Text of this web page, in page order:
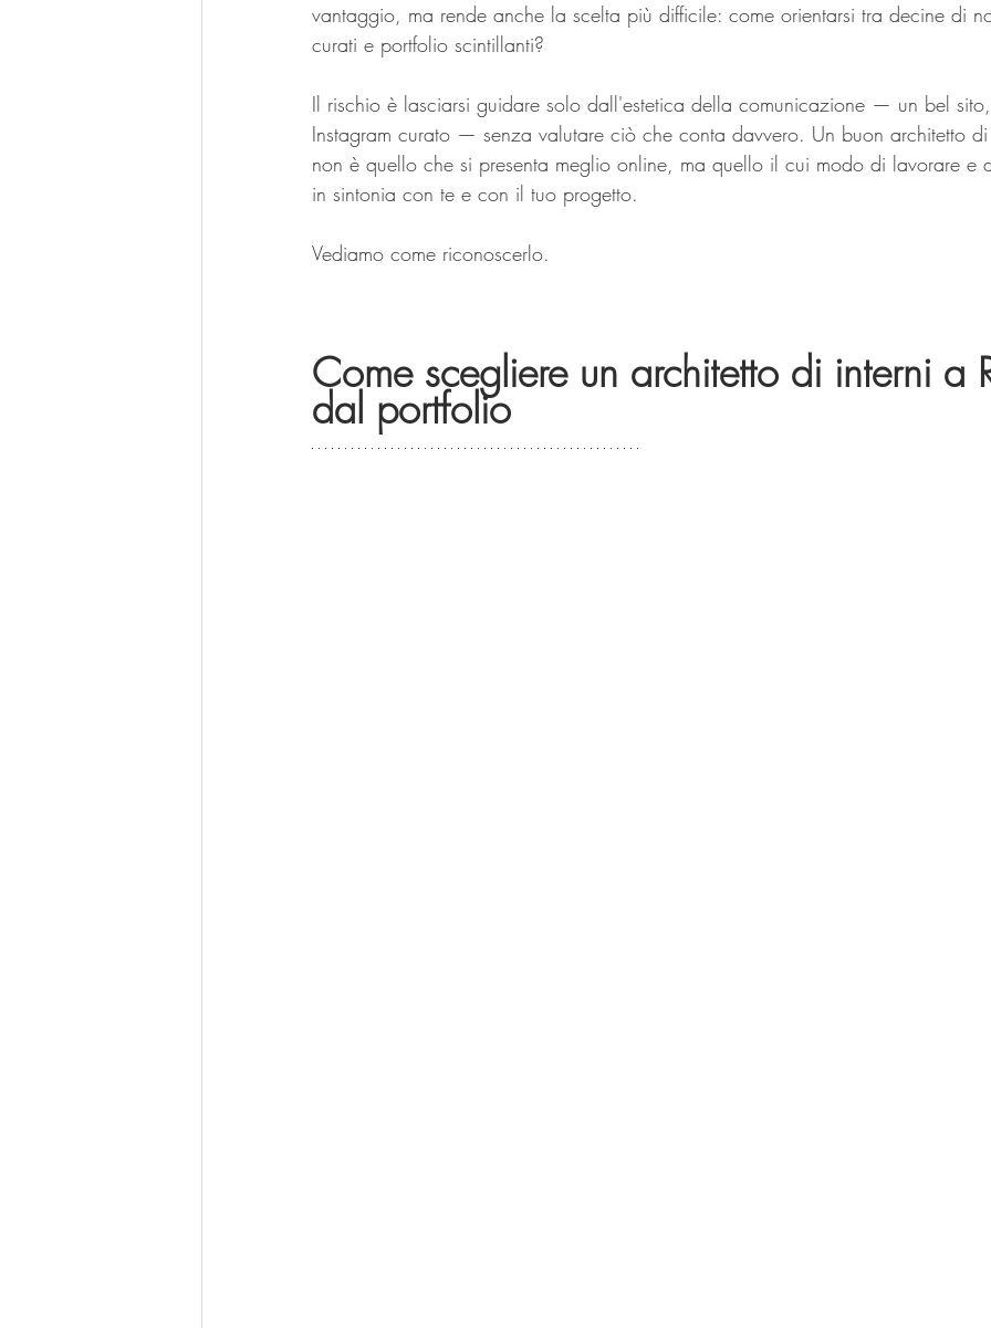
vantaggio, ma rende anche la scelta più difficile: come orientarsi tra decine di
curati e portfolio scintillanti?
Il rischio è lasciarsi guidare solo dall'estetica della comunicazione — un bel
Instagram curato — senza valutare ciò che conta davvero. Un buon architetto
non è quello che si presenta meglio online, ma quello il cui modo di lavorare e
in sintonia con te e con il tuo progetto.
Vediamo come riconoscerlo.
Come scegliere un architetto di interni a
dal portfolio